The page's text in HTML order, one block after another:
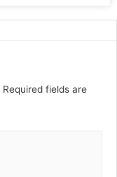
Required fields are